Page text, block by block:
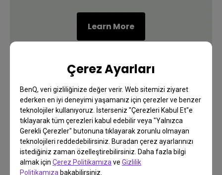
Çerez Ayarları
BenQ, veri gizliliğinize değer verir. Web sitemizi ziyaret
ederken en iyi deneyimi yaşamanız için çerezler ve benzer
teknolojiler kullanıyoruz. İsterseniz "Çerezleri Kabul Et"e
tıklayarak tüm çerezleri kabul edebilir veya "Yalnızca
Gerekli Çerezler" butonuna tıklayarak zorunlu olmayan
teknolojileri reddedebilirsiniz. Buradan çerez ayarlarınızı
istediğiniz zaman özelleştirebilirsiniz. Daha fazla bilgi
almak için Çerez Politikamıza ve Gizlilik
Politikamıza bakabilirsiniz.
Learn More